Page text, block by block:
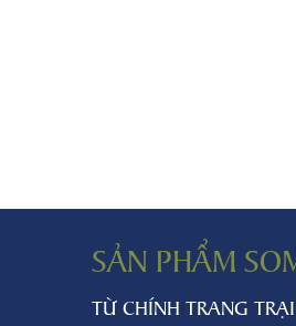
SẢN PHẨM
TỪ CHÍNH TRANG